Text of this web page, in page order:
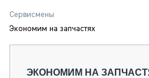
СПЕЦПРОЕКТЫ
О ПРОЕКТЕ
Сервисмены
Экономим на запчастях
ЭКОНОМИМ НА